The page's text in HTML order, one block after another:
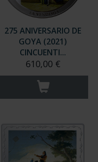
275 ANIVERSARIO DE
GOYA (2021)
CINCUENTI...
610,00 €